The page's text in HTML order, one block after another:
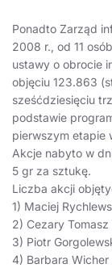
Ponadto Zarząd
2008 r., od 11
ustawy o obrocie
objęciu 123.863
sześćdziesięciu
podstawie
pierwszym etapie
Akcje nabyto w
5 gr za sztukę.
Liczba akcji
1) Maciej
2) Cezary
3) Piotr
4) Barbara